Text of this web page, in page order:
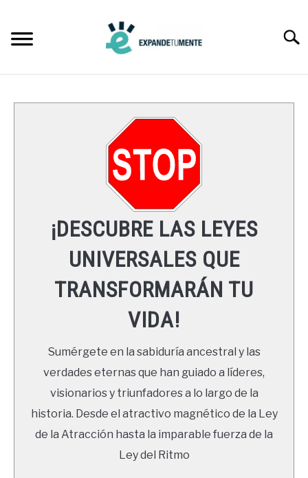
content
LEYES UNIVERSALES
RECURSOS
NEWSLETTER
¡DESCUBRE LAS LEYES
UNIVERSALES QUE
TRANSFORMARÁN TU
VIDA!
Sumérgete en la sabiduría ancestral y las
verdades eternas que han guiado a líderes,
visionarios y triunfadores a lo largo de la
historia. Desde el atractivo magnético de la Ley
de la Atracción hasta la imparable fuerza de la
Ley del Ritmo